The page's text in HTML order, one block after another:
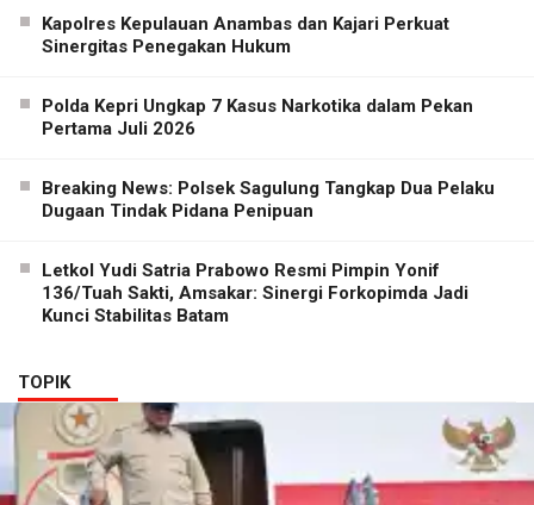
Kapolres Kepulauan Anambas dan Kajari Perkuat
Sinergitas Penegakan Hukum
Polda Kepri Ungkap 7 Kasus Narkotika dalam Pekan
Pertama Juli 2026
Breaking News: Polsek Sagulung Tangkap Dua Pelaku
Dugaan Tindak Pidana Penipuan
Letkol Yudi Satria Prabowo Resmi Pimpin Yonif
136/Tuah Sakti, Amsakar: Sinergi Forkopimda Jadi
Kunci Stabilitas Batam
TOPIK